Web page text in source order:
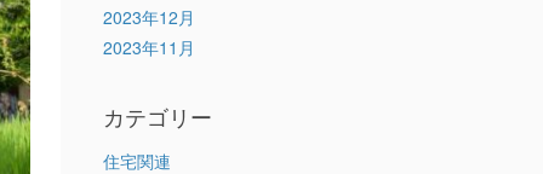
2023年12月
2023年11月
カテゴリー
住宅関連